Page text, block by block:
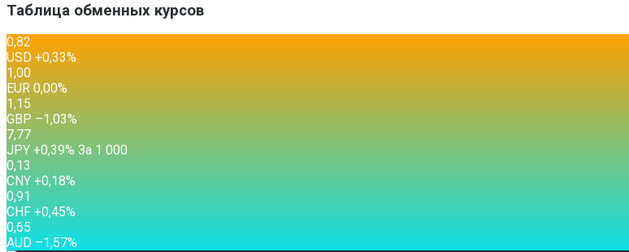
Таблица обменных курсов
0,82
USD +0,33%
1,00
EUR 0,00%
1,15
GBP –1,03%
7,77
JPY +0,39% За 1 000
0,13
CNY +0,18%
0,91
CHF +0,45%
0,65
AUD –1,57%